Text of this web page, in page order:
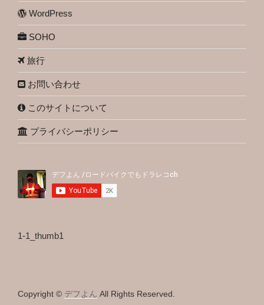
WordPress
SOHO
旅行
お問い合わせ
このサイトについて
プライバシーポリシー
1-1_thumb1
Copyright © デフよん All Rights Reserved.